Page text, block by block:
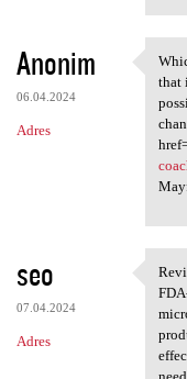
Anonim
06.04.2024
Adres
that
seo
07.04.2024
Adres